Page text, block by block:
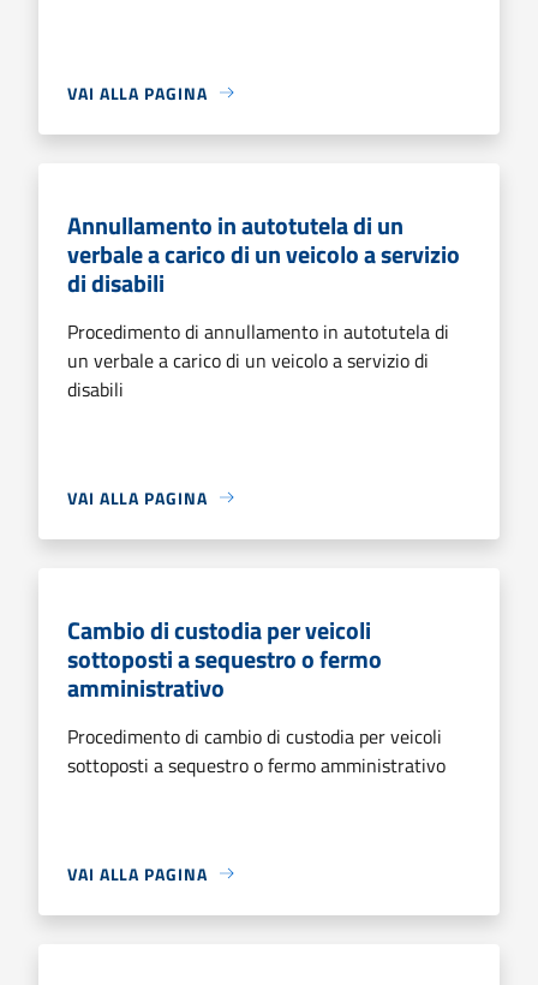
VAI ALLA PAGINA
Annullamento in autotutela di un
verbale a carico di un veicolo a servizio
di disabili
Procedimento di annullamento in autotutela di
un verbale a carico di un veicolo a servizio di
disabili
VAI ALLA PAGINA
Cambio di custodia per veicoli
sottoposti a sequestro o fermo
amministrativo
Procedimento di cambio di custodia per veicoli
sottoposti a sequestro o fermo amministrativo
VAI ALLA PAGINA